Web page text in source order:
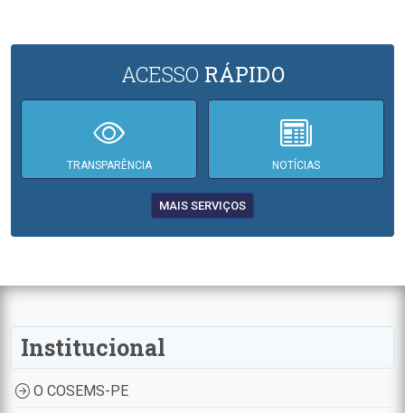
ACESSO RÁPIDO
TRANSPARÊNCIA NOTÍCIAS
MAIS SERVIÇOS
Institucional
O COSEMS-PE